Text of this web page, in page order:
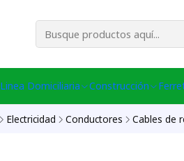
Linea Domiciliaria Construcción
Electricidad Conductores Cables de